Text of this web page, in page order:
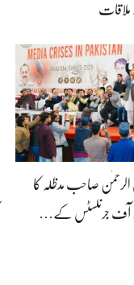
ملاقات
الرحمٰن صاحب مدظلہ کا
آف جرنلسٹس کے…